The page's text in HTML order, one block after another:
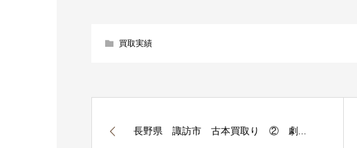
買取実績
長野県 諏訪市 古本買取り ② 劇...